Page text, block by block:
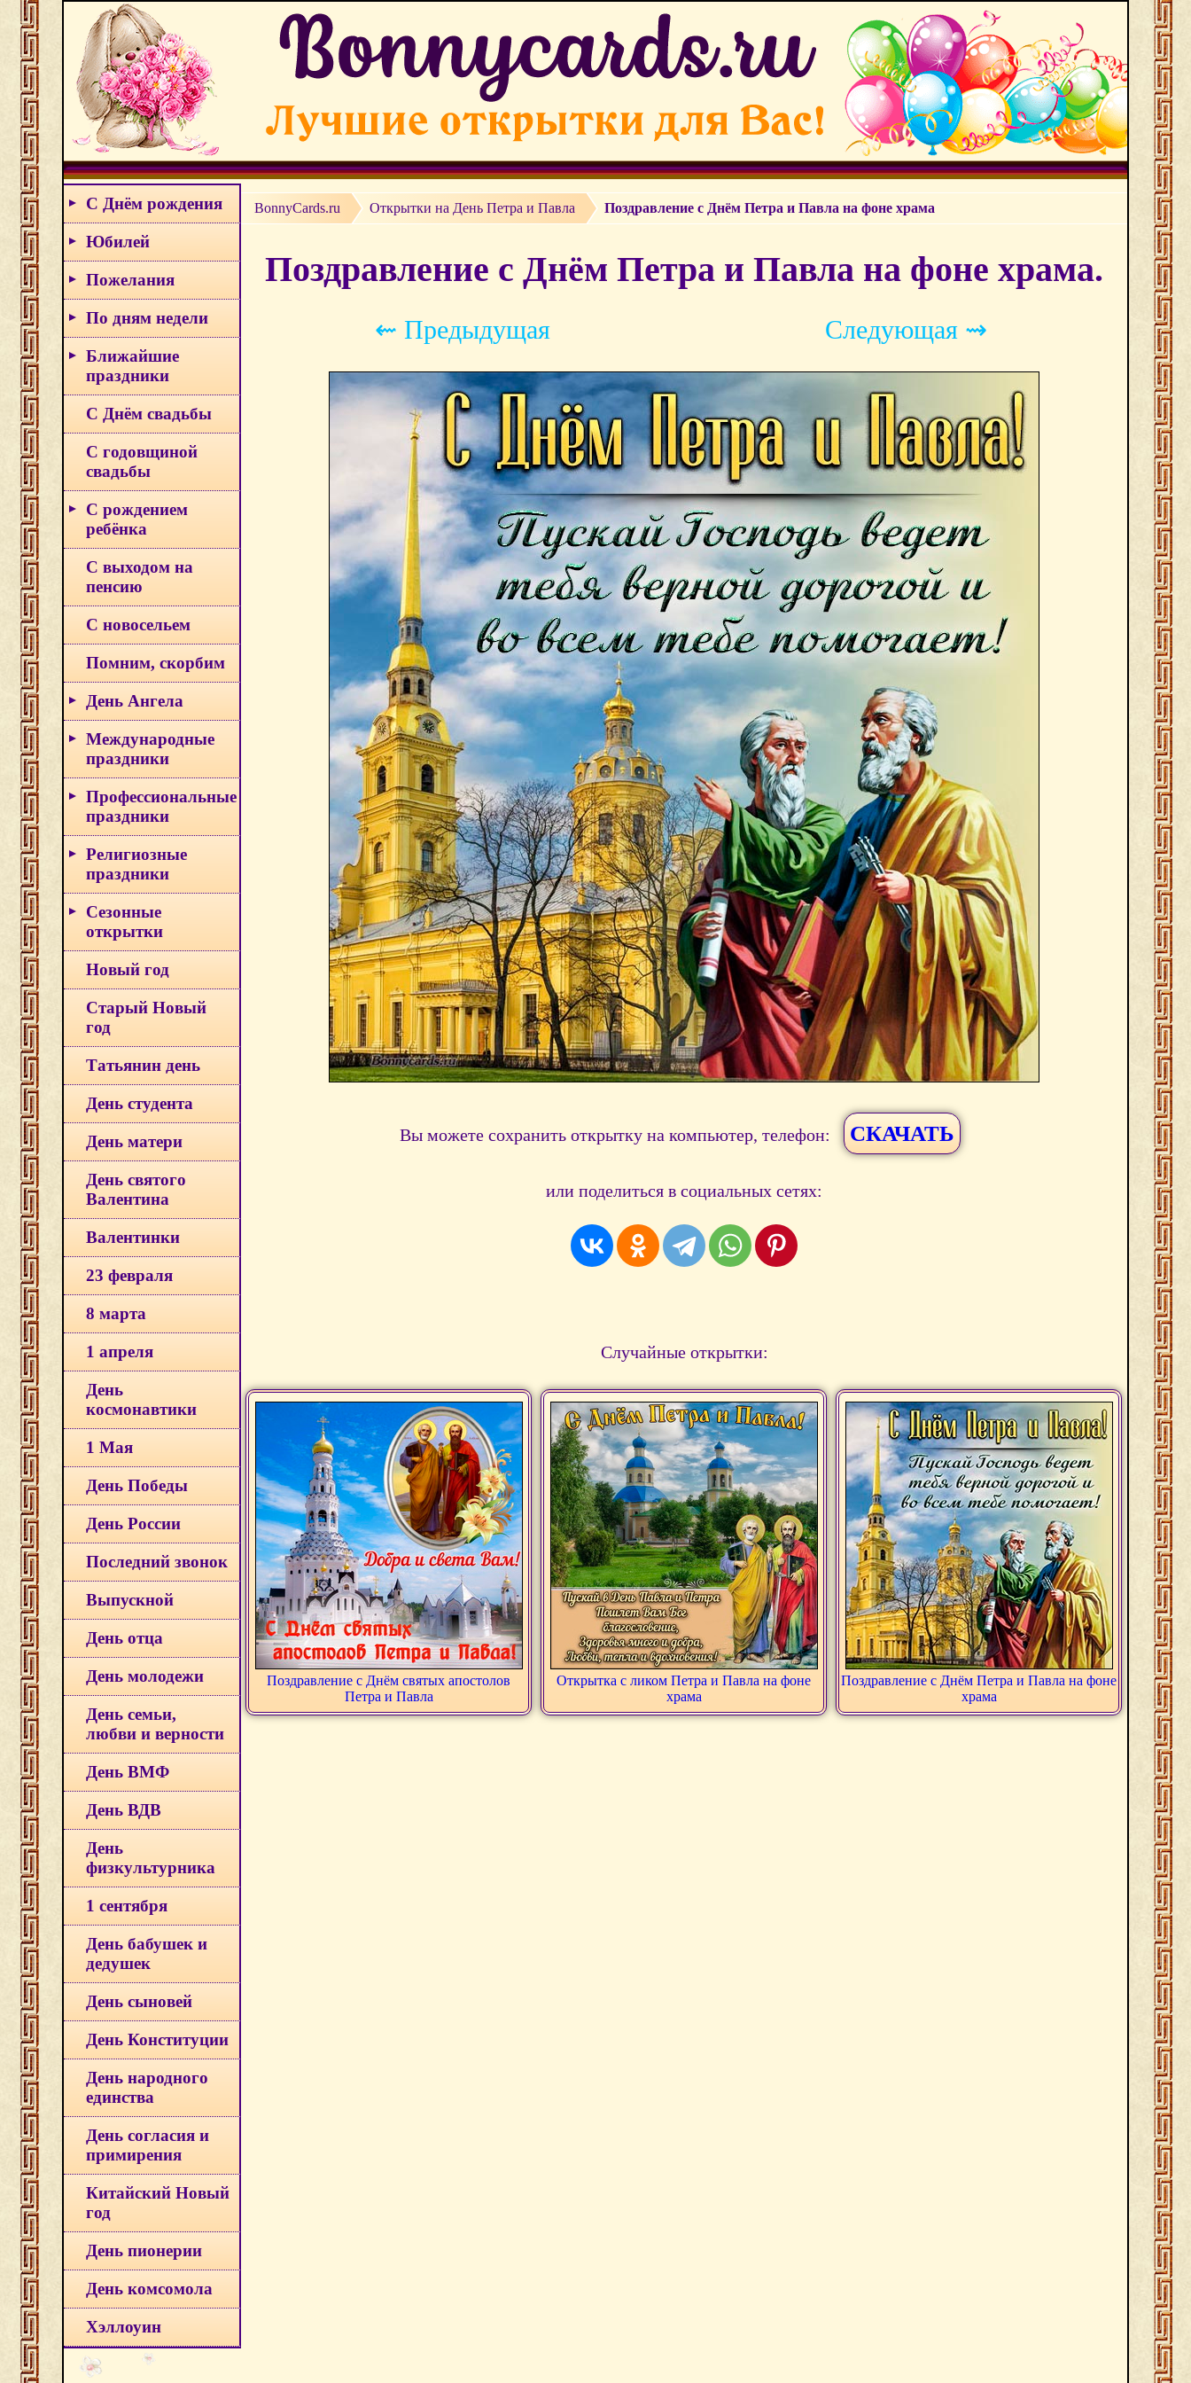
С Днём рождения
Юбилей
Пожелания
По дням недели
Ближайшие
праздники
С Днём свадьбы
С годовщиной
свадьбы
С рождением
ребёнка
С выходом на
пенсию
С новосельем
Помним, скорбим
День Ангела
Международные
праздники
Профессиональные
праздники
Религиозные
праздники
Сезонные
открытки
Новый год
Старый Новый
год
Татьянин день
День студента
День матери
День святого
Валентина
Валентинки
23 февраля
8 марта
1 апреля
День
космонавтики
1 Мая
День Победы
День России
Последний звонок
Выпускной
День отца
День молодежи
День семьи,
любви и верности
День ВМФ
День ВДВ
День
физкультурника
1 сентября
День бабушек и
дедушек
День сыновей
День Конституции
День народного
единства
День согласия и
примирения
Китайский Новый
год
День пионерии
День комсомола
Хэллоуин
BonnyCards.ru Открытки на День Петра и Павла Поздравление с Днём Петра и Павла на фоне храма
Поздравление с Днём Петра и Павла на фоне храма.
⇜ Предыдущая Следующая ⇝
Вы можете сохранить открытку на компьютер, телефон: СКАЧАТЬ
или поделиться в социальных сетях:
Случайные открытки:
Поздравление с Днём святых апостолов
Петра и Павла
Открытка с ликом Петра и Павла на фоне
храма
Поздравление с Днём Петра и Павла на фоне
храма